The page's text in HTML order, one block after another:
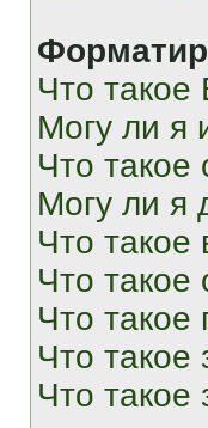
Что такое
Могу ли я
Что такое
Могу ли я
Что
Что такое
Что
Что
Что такое